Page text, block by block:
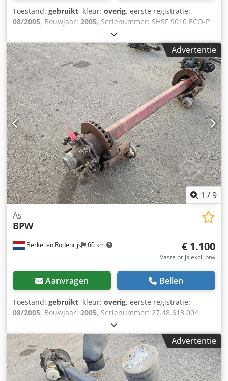
Toestand: gebruikt, kleur: overig, eerste registratie:
08/2005, Bouwjaar: 2005, Serienummer: SHSF 9010 ECO-P
Chodpfxjzrtg Ej Abfja We hebben meer dan 100 assen op
voorraad. Neem contact met ons op als u niet kunt vinden
wat u zoekt.
Advertentie
1 /9
Berkel en Rodenrijs 60 km
As
BPW
€ 1.100
Vaste prijs excl. btw
Aanvragen Bellen
Toestand: gebruikt, kleur: overig, eerste registratie:
08/2005, Bouwjaar: 2005, Serienummer: 27.48.613.004
Cedpfx Aozrtfuobfjha Wij hebben meer dan 100 assen op
voorraad. Neem contact met ons op als u niet kunt vinden
wat u zoekt.
Advertentie